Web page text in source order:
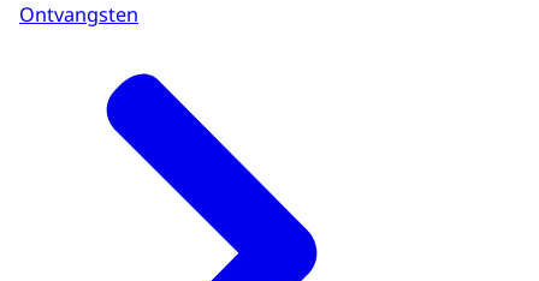
Ontvangsten